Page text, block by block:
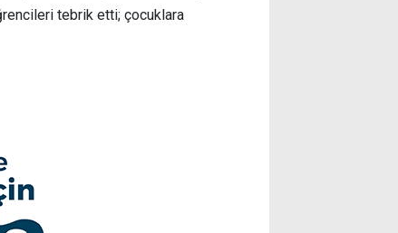
tebrik etti; çocuklara